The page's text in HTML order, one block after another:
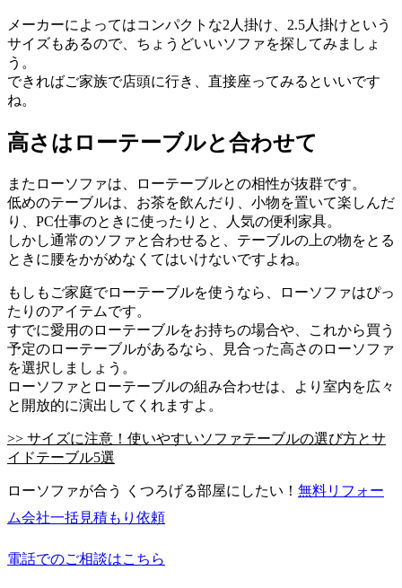
メーカーによってはコンパクトな2人掛け、2.5人掛けという
サイズもあるので、ちょうどいいソファを探してみましょ
う。
できればご家族で店頭に行き、直接座ってみるといいです
ね。
高さはローテーブルと合わせて
またローソファは、ローテーブルとの相性が抜群です。
低めのテーブルは、お茶を飲んだり、小物を置いて楽しんだ
り、PC仕事のときに使ったりと、人気の便利家具。
しかし通常のソファと合わせると、テーブルの上の物をとる
ときに腰をかがめなくてはいけないですよね。
もしもご家庭でローテーブルを使うなら、ローソファはぴっ
たりのアイテムです。
すでに愛用のローテーブルをお持ちの場合や、これから買う
予定のローテーブルがあるなら、見合った高さのローソファ
を選択しましょう。
ローソファとローテーブルの組み合わせは、より室内を広々
と開放的に演出してくれますよ。
>> サイズに注意！使いやすいソファテーブルの選び方とサ
イドテーブル5選
ローソファが合う くつろげる部屋にしたい！ 無料リフォー
ム会社一括見積もり依頼
電話でのご相談はこちら